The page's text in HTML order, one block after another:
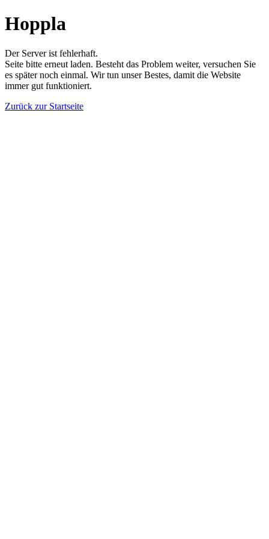
Hoppla
Der Server ist fehlerhaft.
Seite bitte erneut laden. Besteht das Problem weiter, versuchen Sie
es später noch einmal. Wir tun unser Bestes, damit die Website
immer gut funktioniert.
Zurück zur Startseite